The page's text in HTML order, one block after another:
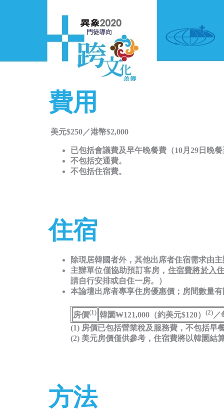
費用
美元$250／港幣$2,000
已包括會議費及早午晚餐費（10月29日晚
不包括交通費。
不包括住宿費。
住宿
除現居韓國者外，其他出席者住宿需求由
主辦單位僅協助預訂客房， 住宿費將於入
請自行安排或自住一房。）
本論壇出席者專享住房優惠價；房間數量
房價(1) 韓圜₩121,000（約美元$120） (2)／
(1) 房價已包括營業稅及服務費，不包括早
(2) 美元房價僅供參考，住宿費將以韓圜結
方法